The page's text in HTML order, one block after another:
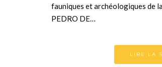
fauniques et archéologiques de
PEDRO DE…
LIRE LA